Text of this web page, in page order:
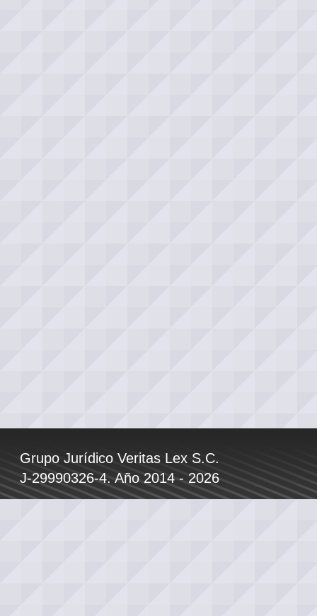
Grupo Jurídico Veritas Lex S.C.
J-29990326-4. Año 2014 - 2026